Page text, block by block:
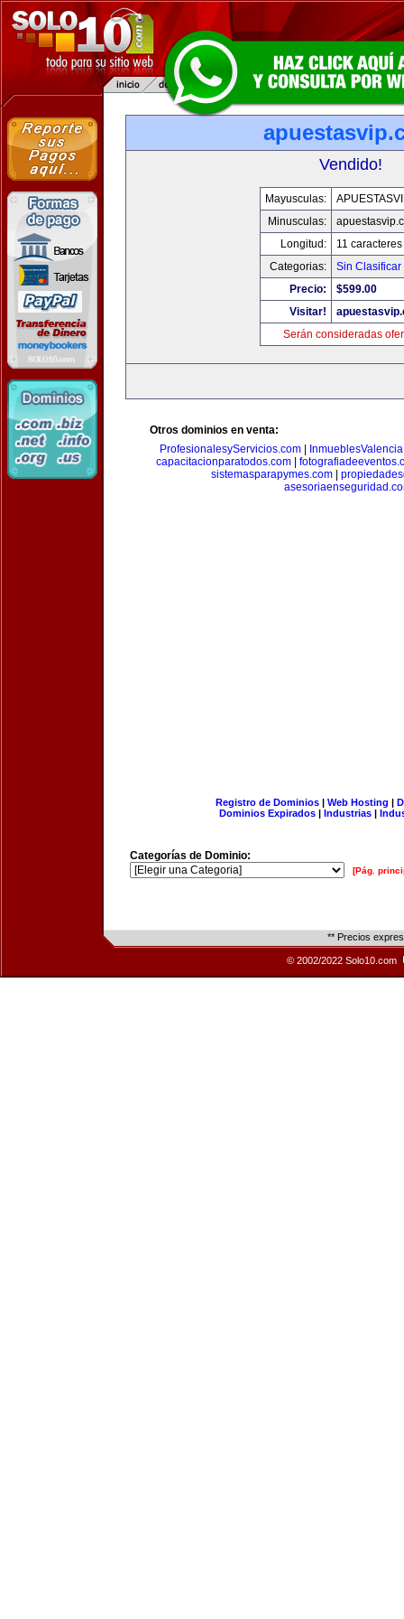
Vendido!
Mayusculas:
Minusculas:
Longitud:
11 caracteres
Categorias:
Sin Clasificar
Precio:
$599.00
Visitar!
Serán consideradas
Otros dominios en venta:
ProfesionalesyServicios.com|
capacitacionparatodos.com|
sistemasparapymes.com|
Registro de Dominios| Web Hosting |
Dominios Expirados | Industrias |
Categorías de Dominio:
[Pág.
** Precios
© 2002/2022 Solo10.com